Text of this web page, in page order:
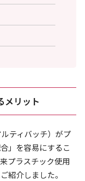
リット
ティバッチ）がプ
」を容易にするこ
プラスチック使用
紹介しました。